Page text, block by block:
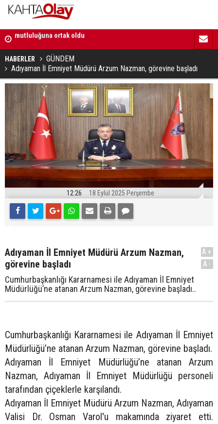
18:29 | Başkan Hallaç, “Çocuklarımız bizim en kıymetli
emanetlerimizdir”
16:52 |
HABERLER
GÜNDEM
Adıyaman İl Emniyet Müdürü Arzum Nazman, görevine başladı
12:26 18 Eylül 2025 Perşembe
Adıyaman İl Emniyet Müdürü Arzum Nazman,
görevine başladı
Cumhurbaşkanlığı Kararnamesi ile Adıyaman İl Emniyet
Müdürlüğü’ne atanan Arzum Nazman, görevine başladı..
A+
A-
Cumhurbaşkanlığı Kararnamesi ile Adıyaman İl Emniyet
Müdürlüğü’ne atanan Arzum Nazman, görevine başladı.
Adıyaman İl Emniyet Müdürlüğü’ne atanan Arzum
Nazman, Adıyaman İl Emniyet Müdürlüğü personeli
tarafından çiçeklerle karşılandı.
Adıyaman İl Emniyet Müdürü Arzum Nazman, Adıyaman
Valisi Dr. Osman Varol'u makamında ziyaret etti.